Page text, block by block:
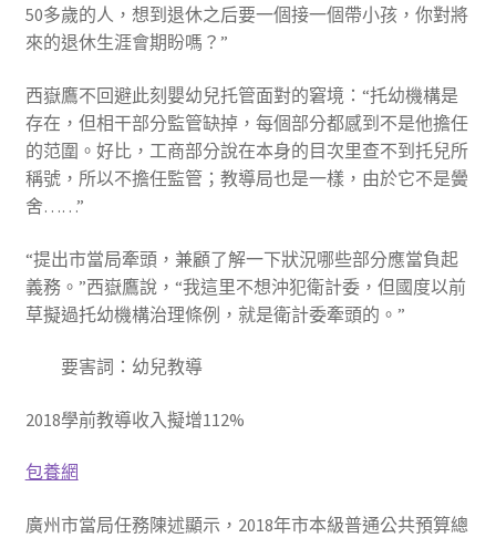
50多歲的人，想到退休之后要一個接一個帶小孩，你對將
來的退休生涯會期盼嗎？”
西嶽鷹不回避此刻嬰幼兒托管面對的窘境：“托幼機構是
存在，但相干部分監管缺掉，每個部分都感到不是他擔任
的范圍。好比，工商部分說在本身的目次里查不到托兒所
稱號，所以不擔任監管；教導局也是一樣，由於它不是黌
舍……”
“提出市當局牽頭，兼顧了解一下狀況哪些部分應當負起
義務。”西嶽鷹說，“我這里不想沖犯衛計委，但國度以前
草擬過托幼機構治理條例，就是衛計委牽頭的。”
要害詞：幼兒教導
2018學前教導收入擬增112%
包養網
廣州市當局任務陳述顯示，2018年市本級普通公共預算總